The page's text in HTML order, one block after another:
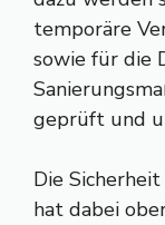
temporäre
sowie für die
geprüft und
Die
hat dabei